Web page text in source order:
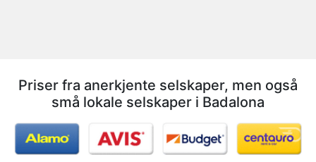
Priser fra anerkjente selskaper, men også
små lokale selskaper i Badalona